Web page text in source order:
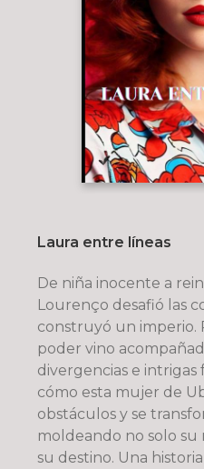
Laura entre líneas
De niña inocente a
Lourenço desafió las
construyó un imperio.
poder vino
divergencias e intrigas
cómo esta mujer de
obstáculos y se
moldeando no solo
su destino. Una historia de superación y